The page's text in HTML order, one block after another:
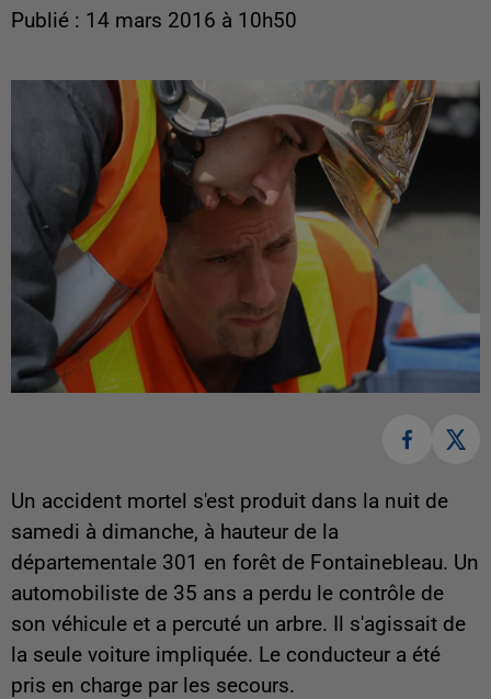
Publié : 14 mars 2016 à 10h50
Un accident mortel s'est produit dans la nuit de
samedi à dimanche, à hauteur de la
départementale 301 en forêt de Fontainebleau. Un
automobiliste de 35 ans a perdu le contrôle de
son véhicule et a percuté un arbre. Il s'agissait de
la seule voiture impliquée. Le conducteur a été
pris en charge par les secours.